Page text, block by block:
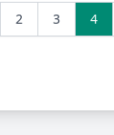
2 3 4